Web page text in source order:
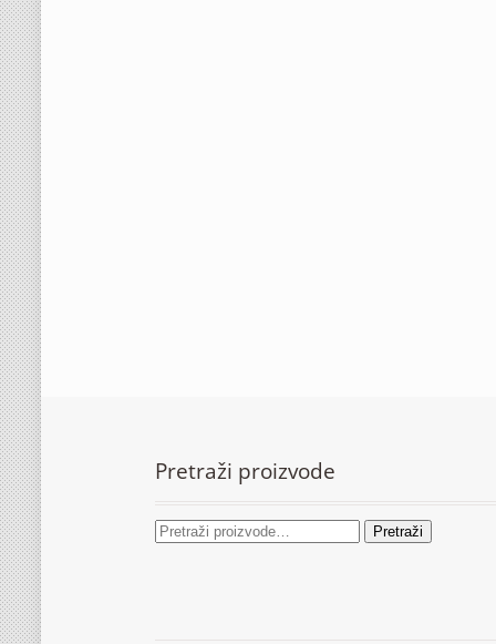
Pretraži proizvode
Pretraži